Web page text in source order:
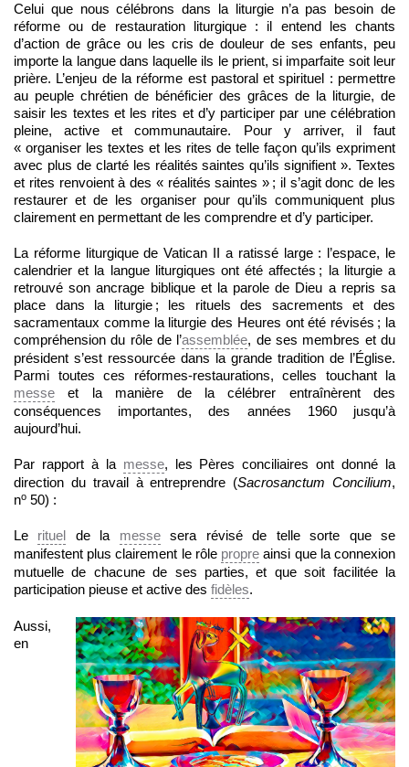
Celui que nous célébrons dans la liturgie n’a pas besoin de
réforme ou de restauration liturgique : il entend les chants
d’action de grâce ou les cris de douleur de ses enfants, peu
importe la langue dans laquelle ils le prient, si imparfaite soit leur
prière. L’enjeu de la réforme est pastoral et spirituel : permettre
au peuple chrétien de bénéficier des grâces de la liturgie, de
saisir les textes et les rites et d’y participer par une célébration
pleine, active et communautaire. Pour y arriver, il faut
« organiser les textes et les rites de telle façon qu’ils expriment
avec plus de clarté les réalités saintes qu’ils signifient ». Textes
et rites renvoient à des « réalités saintes » ; il s’agit donc de les
restaurer et de les organiser pour qu’ils communiquent plus
clairement en permettant de les comprendre et d’y participer.
La réforme liturgique de Vatican II a ratissé large : l’espace, le
calendrier et la langue liturgiques ont été affectés ; la liturgie a
retrouvé son ancrage biblique et la parole de Dieu a repris sa
place dans la liturgie ; les rituels des sacrements et des
sacramentaux comme la liturgie des Heures ont été révisés ; la
compréhension du rôle de l’assemblée, de ses membres et du
président s’est ressourcée dans la grande tradition de l’Église.
Parmi toutes ces réformes-restaurations, celles touchant la
messe et la manière de la célébrer entraînèrent des
conséquences importantes, des années 1960 jusqu’à
aujourd’hui.
Par rapport à la messe, les Pères conciliaires ont donné la
direction du travail à entreprendre (Sacrosanctum Concilium,
no 50) :
Le rituel de la messesera révisé de telle sorte que se
manifestent plus clairement le rôle propre ainsi que la connexion
mutuelle de chacune de ses parties, et que soit facilitée la
participation pieuse et active des fidèles.
Aussi,
en